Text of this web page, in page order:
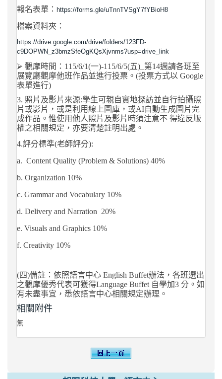
報名表單： https://forms.gle/uTnnTVSgY7fYBioH8
檔案資料夾：
https://drive.google.com/drive/folders/123FD-
c9DOPWN_z3bmzSfeOgKQsXjvnms?usp=drive_link
⮚ 觀摩時間： 115/6/1(一)-115/6/5(五)_ 第14週請各班至
展覽廳觀摩他班作品並進行投票。 (投票方式以 Google
表單進行)
3. 照片及影片來源:學生可親自實地探訪並自行拍攝照
片或影片，或是利用線上圖庫，或AI自動生成圖片完
成作品。惟使用他人照片及影片時須注意不 得違反版
權之相關規定，亦要清楚註明出處。
4.評分標準(老師評分):
a. Content Quality (Problem & Solutions) 40%
b. Organization 10%
c. Grammar and Vocabulary 10%
d. Delivery and Narration 20%
e. Visuals and Graphics 10%
f. Creativity 10%
(四)備註：依照語言中心 English Buffet辦法，各班選出
之觀摩優秀代表可獲得Language Buffet 自學加3 分。如
有未盡事宜，悉依語言中心相關規定辦理。
相關附件
無